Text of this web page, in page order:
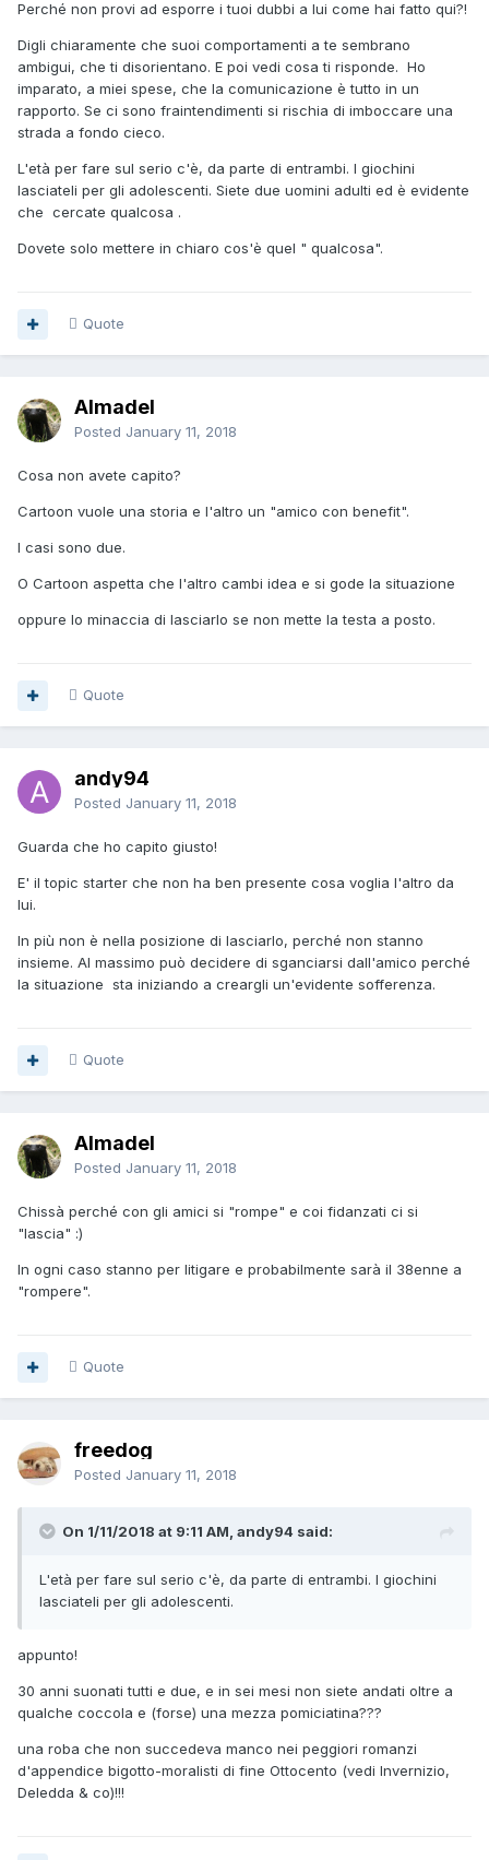
Perché non provi ad esporre i tuoi dubbi a lui come hai fatto qui?!
Digli chiaramente che suoi comportamenti a te sembrano
ambigui, che ti disorientano. E poi vedi cosa ti risponde. Ho
imparato, a miei spese, che la comunicazione è tutto in un
rapporto. Se ci sono fraintendimenti si rischia di imboccare una
strada a fondo cieco.
L'età per fare sul serio c'è, da parte di entrambi. I giochini
lasciateli per gli adolescenti. Siete due uomini adulti ed è evidente
che cercate qualcosa .
Dovete solo mettere in chiaro cos'è quel " qualcosa".
Quote
Almadel
Posted January 11, 2018
Cosa non avete capito?
Cartoon vuole una storia e l'altro un "amico con benefit".
I casi sono due.
O Cartoon aspetta che l'altro cambi idea e si gode la situazione
oppure lo minaccia di lasciarlo se non mette la testa a posto.
Quote
andy94
Posted January 11, 2018
Guarda che ho capito giusto!
E' il topic starter che non ha ben presente cosa voglia l'altro da
lui.
In più non è nella posizione di lasciarlo, perché non stanno
insieme. Al massimo può decidere di sganciarsi dall'amico perché
la situazione sta iniziando a creargli un'evidente sofferenza.
Quote
Almadel
Posted January 11, 2018
Chissà perché con gli amici si "rompe" e coi fidanzati ci si
"lascia" :)
In ogni caso stanno per litigare e probabilmente sarà il 38enne a
"rompere".
Quote
freedog
Posted January 11, 2018
On 1/11/2018 at 9:11 AM, andy94 said:
L'età per fare sul serio c'è, da parte di entrambi. I giochini
lasciateli per gli adolescenti.
appunto!
30 anni suonati tutti e due, e in sei mesi non siete andati oltre a
qualche coccola e (forse) una mezza pomiciatina???
una roba che non succedeva manco nei peggiori romanzi
d'appendice bigotto-moralisti di fine Ottocento (vedi Invernizio,
Deledda & co)!!!